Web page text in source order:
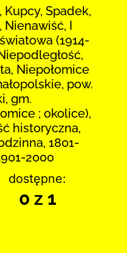
Kupcy, Spadek,
Nienawiść, I
(1914-
Niepołomice
pow.
gm.
; okolice),
historyczna,
1801-
2000
dostępne:
0 z 1